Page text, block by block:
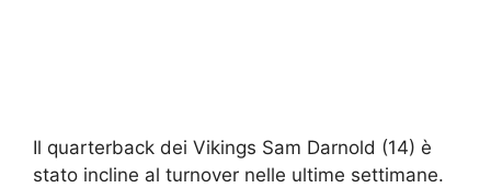
Il quarterback dei Vikings Sam Darnold (14) è
stato incline al turnover nelle ultime settimane.